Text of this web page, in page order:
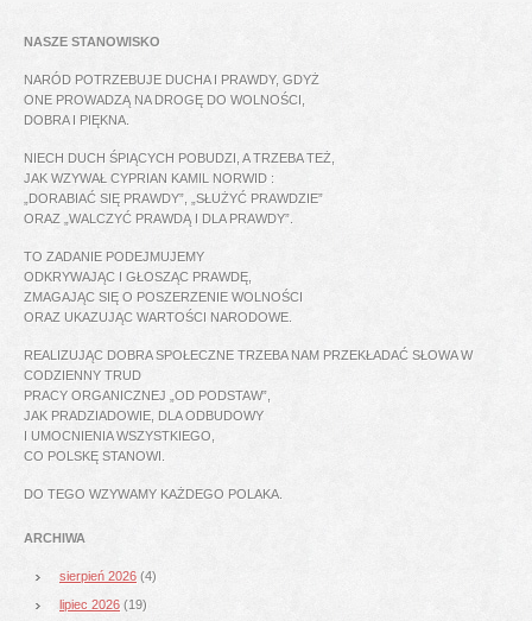
NASZE STANOWISKO
NARÓD POTRZEBUJE DUCHA I PRAWDY, GDYŻ
ONE PROWADZĄ NA DROGĘ DO WOLNOŚCI,
DOBRA I PIĘKNA.
NIECH DUCH ŚPIĄCYCH POBUDZI, A TRZEBA TEŻ,
JAK WZYWAŁ CYPRIAN KAMIL NORWID :
„DORABIAĆ SIĘ PRAWDY”, „SŁUŻYĆ PRAWDZIE”
ORAZ „WALCZYĆ PRAWDĄ I DLA PRAWDY”.
TO ZADANIE PODEJMUJEMY
ODKRYWAJĄC I GŁOSZĄC PRAWDĘ,
ZMAGAJĄC SIĘ O POSZERZENIE WOLNOŚCI
ORAZ UKAZUJĄC WARTOŚCI NARODOWE.
REALIZUJĄC DOBRA SPOŁECZNE TRZEBA NAM PRZEKŁADAĆ SŁOWA W
CODZIENNY TRUD
PRACY ORGANICZNEJ „OD PODSTAW”,
JAK PRADZIADOWIE, DLA ODBUDOWY
I UMOCNIENIA WSZYSTKIEGO,
CO POLSKĘ STANOWI.
DO TEGO WZYWAMY KAŻDEGO POLAKA.
ARCHIWA
sierpień 2026 (4)
lipiec 2026 (19)